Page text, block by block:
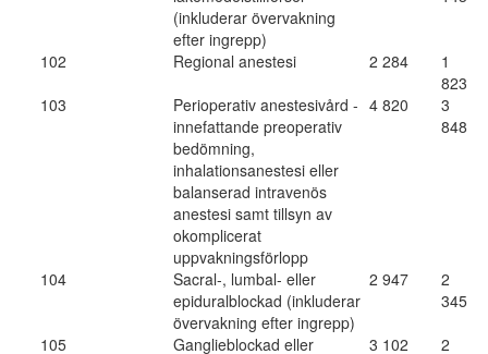
(inkluderar övervakning
efter ingrepp)
102 Regional anestesi 2 284
1
823
103
Perioperativ anestesivård -
innefattande preoperativ
bedömning,
inhalationsanestesi eller
balanserad intravenös
anestesi samt tillsyn av
okomplicerat
uppvakningsförlopp
4 820
3
848
104
Sacral-, lumbal- eller
epiduralblockad (inkluderar
övervakning efter ingrepp)
2 947
2
345
105
Ganglieblockad eller
3 102
2